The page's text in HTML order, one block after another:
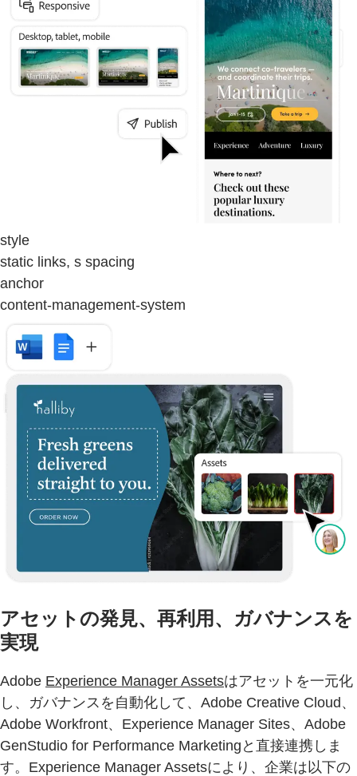
style
static links, s spacing
anchor
content-management-system
アセットの発見、再利用、ガバナンスを
実現
Adobe Experience Manager Assetsはアセットを一元化
し、ガバナンスを自動化して、Adobe Creative Cloud、
Adobe Workfront、Experience Manager Sites、Adobe
GenStudio for Performance Marketingと直接連携しま
す。Experience Manager Assetsにより、企業は以下の